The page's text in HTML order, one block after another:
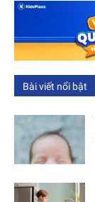
Bài viết nổi bật